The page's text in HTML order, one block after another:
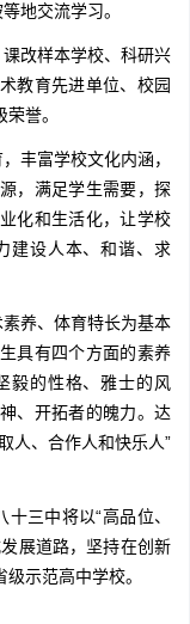
地交流学习。
改样本学校、科研兴
教育先进单位、校园
荣誉。
丰富学校文化内涵，
，满足学生需要，探
化和生活化，让学校
建设人本、和谐、求
养、体育特长为基本
具有四个方面的素养
毅的性格、雅士的风
、开拓者的魄力。达
人、合作人和快乐人”
三中将以“高品位、
展道路，坚持在创新
示范高中学校。